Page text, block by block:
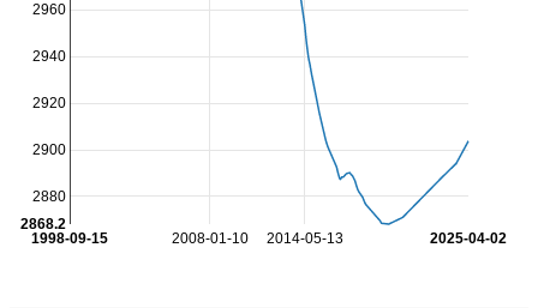
2008-01-10 2014-05-13
1998-09-15 2025-04-02
2880
2900
2920
2940
2960
2868.2